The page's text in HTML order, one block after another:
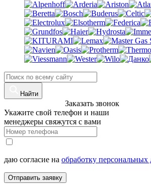
Найти
Заказать звонок
Укажите свой телефон и наши
менеджеры свяжутся с вами
даю согласие на обработку
Отправить заявку